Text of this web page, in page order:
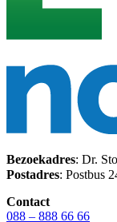
Bezoekadres: Dr.
Postadres: Postbus
Contact
088 – 888 66 66